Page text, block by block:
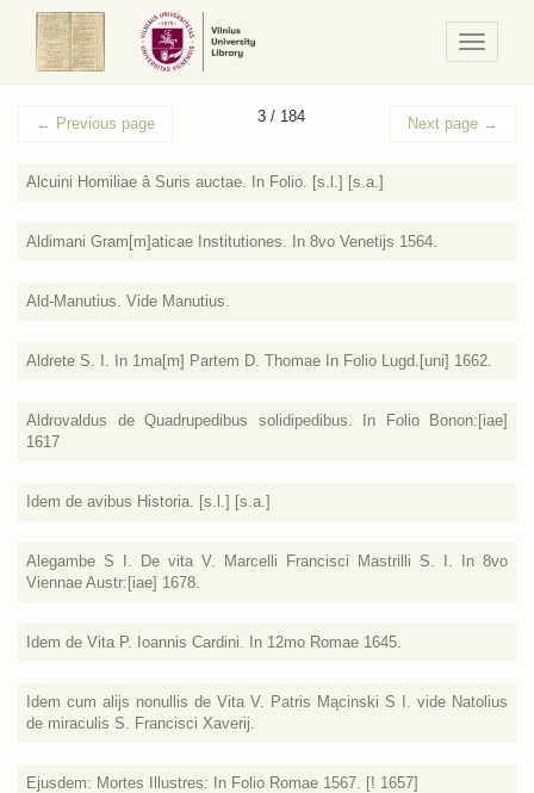
/
Meniu
← Previous page 3 / 184 Next page →
Alcuini Homiliae â Suris auctae. In Folio. [s.l.] [s.a.]
Aldimani Gram[m]aticae Institutiones. In 8vo Venetijs 1564.
Ald-Manutius. Vide Manutius.
Aldrete S. I. In 1ma[m] Partem D. Thomae In Folio Lugd.[uni] 1662.
Aldrovaldus de Quadrupedibus solidipedibus. In Folio Bonon:[iae]
1617
Idem de avibus Historia. [s.l.] [s.a.]
Alegambe S I. De vita V. Marcelli Francisci Mastrilli S. I. In 8vo
Viennae Austr:[iae] 1678.
Idem de Vita P. Ioannis Cardini. In 12mo Romae 1645.
Idem cum alijs nonullis de Vita V. Patris Mącinski S I. vide Natolius
de miraculis S. Francisci Xaverij.
Ejusdem: Mortes Illustres: In Folio Romae 1567. [! 1657]